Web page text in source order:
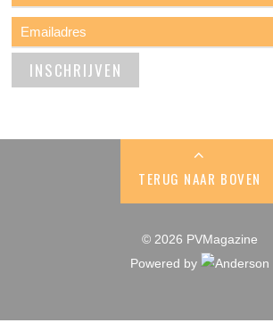
TERUG NAAR BOVEN
© 2026 PVMagazine
Powered by